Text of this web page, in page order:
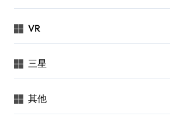
VR
三星
其他